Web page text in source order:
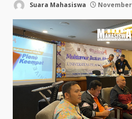
Suara Mahasiswa November